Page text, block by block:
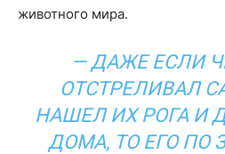
животного мира.
— ДАЖЕ ЕСЛИ
ОТСТРЕЛИВАЛ
НАШЕЛ ИХ РОГА И
ДОМА, ТО ЕГО ПО